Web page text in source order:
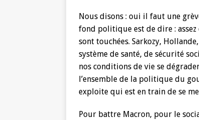
Nous disons : oui il faut une
fond politique est de dire : assez
sont touchées. Sarkozy,
système de santé, de sécurité
nos conditions de vie se
l’ensemble de la politique du
exploite qui est en train de se
Pour battre Macron, pour le